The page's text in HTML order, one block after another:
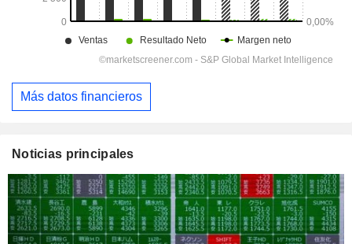
Más datos financieros
Noticias principales